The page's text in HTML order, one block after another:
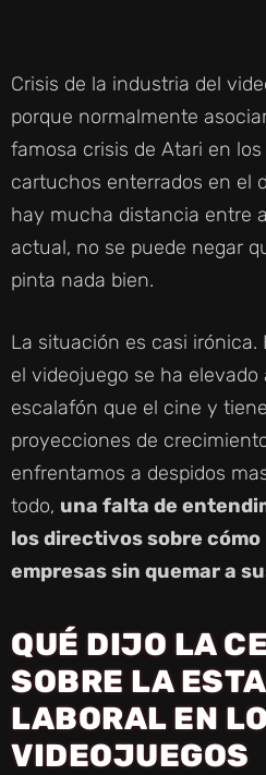
Crisis de la industria del
porque normalmente
famosa crisis de Atari en
cartuchos enterrados en el
hay mucha distancia entre
actual, no se puede negar
pinta nada bien.
La situación es casi
el videojuego se ha elevado
escalafón que el cine y
proyecciones de
enfrentamos a despidos
todo, una falta de
los directivos sobre
empresas sin quemar a
QUÉ DIJO LA
SOBRE LA
LABORAL EN
VIDEOJUEGOS